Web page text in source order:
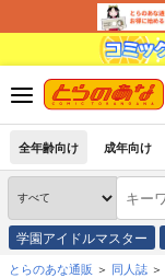
全年齢向け 成年向け
学園アイドルマスター
とらのあな通販 同人誌